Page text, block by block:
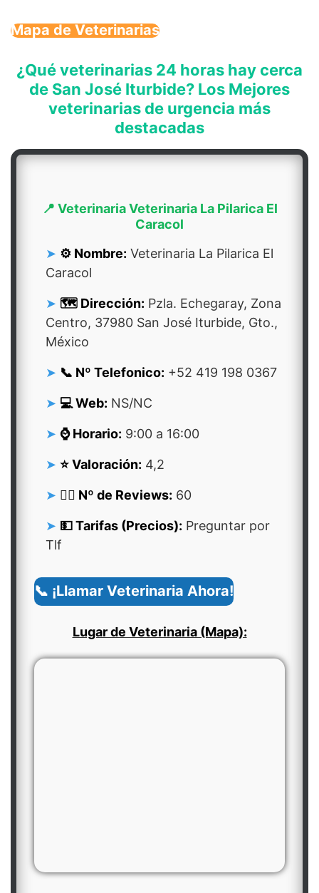
Mapa de Veterinarias
¿Qué veterinarias 24 horas hay cerca
de San José Iturbide? Los Mejores
veterinarias de urgencia más
destacadas
📍 Veterinaria Veterinaria La Pilarica El
Caracol
⚙️ Nombre: Veterinaria La Pilarica El
Caracol
🗺️ Dirección: Pzla. Echegaray, Zona
Centro, 37980 San José Iturbide, Gto.,
México
📞 Nº Telefonico: +52 419 198 0367
💻 Web: NS/NC
⌚ Horario: 9:00 a 16:00
⭐ Valoración: 4,2
👍🏻 Nº de Reviews: 60
💵 Tarifas (Precios): Preguntar por
Tlf
📞 ¡Llamar Veterinaria Ahora!
Lugar de Veterinaria (Mapa):